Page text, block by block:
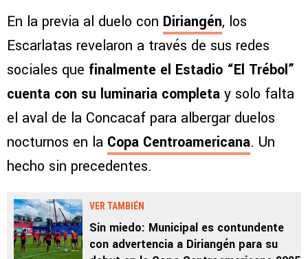
En la previa al duelo con Diriangén, los
Escarlatas revelaron a través de sus redes
sociales que finalmente el Estadio “El Trébol”
cuenta con su luminaria completa y solo falta
el aval de la Concacaf para albergar duelos
nocturnos en la Copa Centroamericana. Un
hecho sin precedentes.
VER TAMBIÉN
Sin miedo: Municipal es contundente
con advertencia a Diriangén para su